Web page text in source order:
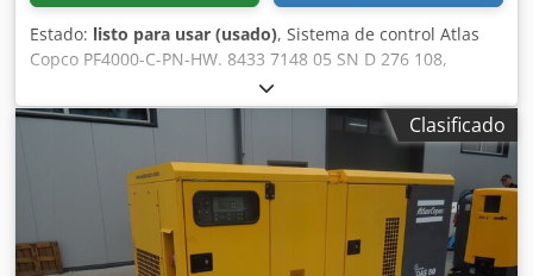
Estado: listo para usar (usado), Sistema de control Atlas
Copco PF4000-C-PN-HW. 8433 7148 05 SN D 276 108,
usado, ligeros signos de uso, 100% funcional, volumen de
suministro según fotos Cjdpfx Aqsrv Nz Ajqorf
Clasificado